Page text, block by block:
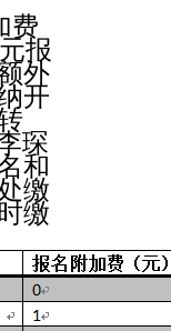
费
报
外
开
琛
和
缴
缴